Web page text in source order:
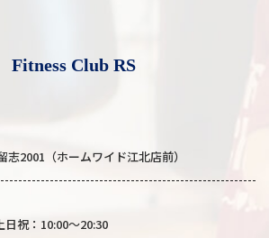
Fitness Club RS
2001（ホームワイド江北店前）
祝：10:00～20:30